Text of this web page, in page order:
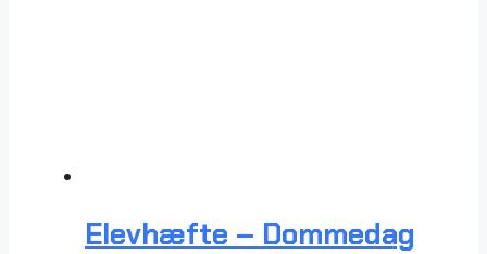
Elevhæfte – Dommedag